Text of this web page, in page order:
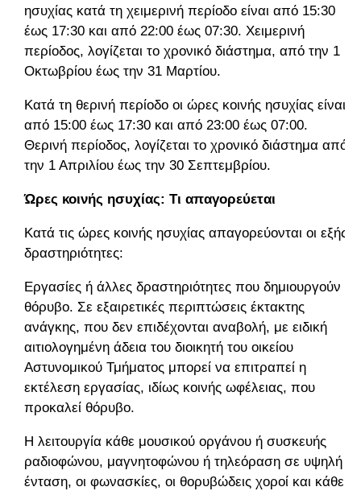
ησυχίας κατά τη χειμερινή περίοδο είναι από 15:30
έως 17:30 και από 22:00 έως 07:30. Χειμερινή
περίοδος, λογίζεται το χρονικό διάστημα, από την 1
Οκτωβρίου έως την 31 Μαρτίου.
Κατά τη θερινή περίοδο οι ώρες κοινής ησυχίας είναι
από 15:00 έως 17:30 και από 23:00 έως 07:00.
Θερινή περίοδος, λογίζεται το χρονικό διάστημα από
την 1 Απριλίου έως την 30 Σεπτεμβρίου.
Ώρες κοινής ησυχίας: Τι απαγορεύεται
Κατά τις ώρες κοινής ησυχίας απαγορεύονται οι εξής
δραστηριότητες:
Εργασίες ή άλλες δραστηριότητες που δημιουργούν
θόρυβο. Σε εξαιρετικές περιπτώσεις έκτακτης
ανάγκης, που δεν επιδέχονται αναβολή, με ειδική
αιτιολογημένη άδεια του διοικητή του οικείου
Αστυνομικού Τμήματος μπορεί να επιτραπεί η
εκτέλεση εργασίας, ιδίως κοινής ωφέλειας, που
προκαλεί θόρυβο.
Η λειτουργία κάθε μουσικού οργάνου ή συσκευής
ραδιοφώνου, μαγνητοφώνου ή τηλεόραση σε υψηλή
ένταση, οι φωνασκίες, οι θορυβώδεις χοροί και κάθε